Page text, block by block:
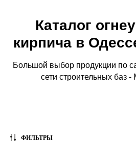
Каталог
кирпича в
Большой выбор продукции по
сети строительных баз
ФИЛЬТРЫ